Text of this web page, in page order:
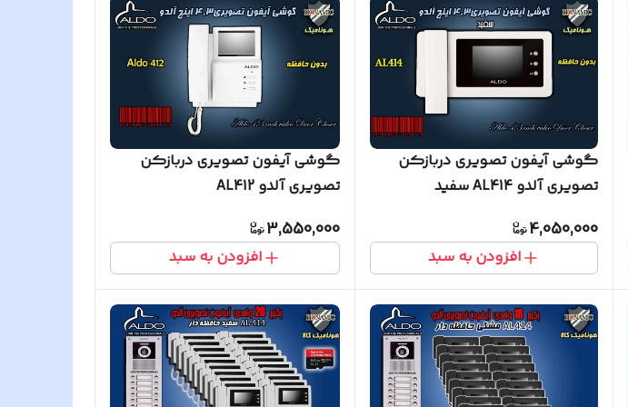
گوشی آیفون تصویری دربازکن
تصویری آلدو AL414 سفید
4,050,000
افزودن به سبد
گوشی آیفون تصویری دربازکن
تصویری آلدو AL412
3,550,000
افزودن به سبد